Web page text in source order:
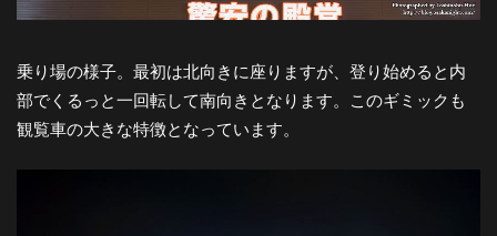
探
訪-
乗り場の様子。最初は北向きに座りますが、登り始めると内
部でくるっと一回転して南向きとなります。このギミックも
観覧車の大きな特徴となっています。